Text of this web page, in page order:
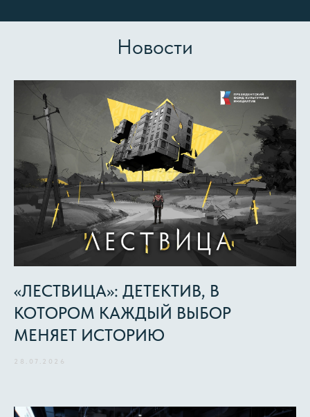
Новости
«ЛЕСТВИЦА»: ДЕТЕКТИВ, В
КОТОРОМ КАЖДЫЙ ВЫБОР
МЕНЯЕТ ИСТОРИЮ
28.07.2026